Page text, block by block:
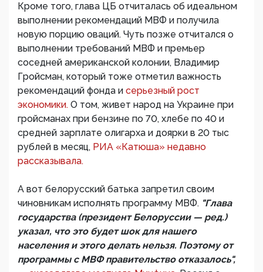
Кроме того, глава ЦБ отчиталась об идеальном
выполнении рекомендаций МВФ и получила
новую порцию оваций. Чуть позже отчитался о
выполнении требований МВФ и премьер
соседней американской колонии, Владимир
Гройсман, который тоже отметил важность
рекомендаций фонда и серьезный рост
экономики. О том, живет народ на Украине при
гройсманах при бензине по 70, хлебе по 40 и
средней зарплате олигарха и доярки в 20 тыс
рублей в месяц, РИА «Катюша» недавно
рассказывала.
А вот белорусский батька запретил своим
чиновникам исполнять программу МВФ. "Глава
государства (президент Белоруссии — ред.)
указал, что это будет шок для нашего
населения и этого делать нельзя. Поэтому от
программы с МВФ правительство отказалось",